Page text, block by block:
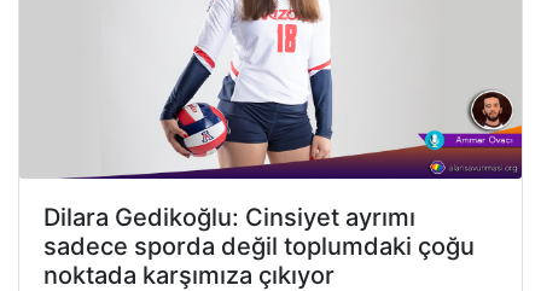
Dilara Gedikoğlu: Cinsiyet ayrımı
sadece sporda değil toplumdaki çoğu
noktada karşımıza çıkıyor